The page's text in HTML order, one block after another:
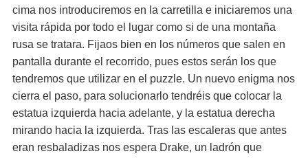
cima nos introduciremos en la carretilla e iniciaremos una
visita rápida por todo el lugar como si de una montaña
rusa se tratara. Fijaos bien en los números que salen en
pantalla durante el recorrido, pues estos serán los que
tendremos que utilizar en el puzzle. Un nuevo enigma nos
cierra el paso, para solucionarlo tendréis que colocar la
estatua izquierda hacia adelante, y la estatua derecha
mirando hacia la izquierda. Tras las escaleras que antes
eran resbaladizas nos espera Drake, un ladrón que